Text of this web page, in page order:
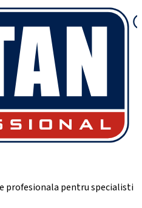
profesionala pentru specialisti